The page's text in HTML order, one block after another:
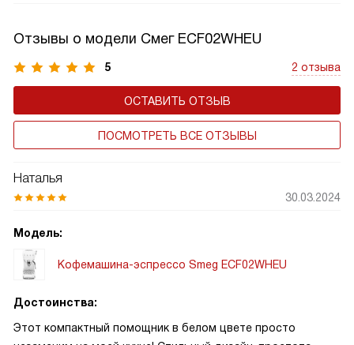
Отзывы о модели Смег ECF02WHEU
5 2 отзыва
ОСТАВИТЬ ОТЗЫВ
ПОСМОТРЕТЬ ВСЕ ОТЗЫВЫ
Наталья
30.03.2024
Модель:
Кофемашина-эспрессо Smeg ECF02WHEU
Достоинства:
Этот компактный помощник в белом цвете просто